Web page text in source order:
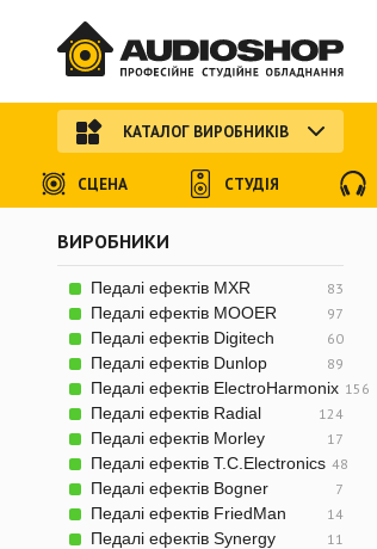
ВИРОБНИКИ
Педалі ефектів MXR 83
Педалі ефектів MOOER 97
Педалі ефектів Digitech 60
Педалі ефектів Dunlop 89
Педалі ефектів ElectroHarmonix 156
Педалі ефектів Radial 124
Педалі ефектів Morley 17
Педалі ефектів T.C.Electronics 48
Педалі ефектів Bogner 7
Педалі ефектів FriedMan 14
Педалі ефектів Synergy 11
КАТАЛОГ ВИРОБНИКІВ
СЦЕНА СТУДІЯ